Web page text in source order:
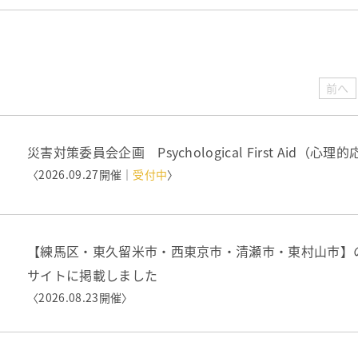
前へ
災害対策委員会企画 Psychological First Aid（心理的
〈2026.09.27開催｜ 受付中〉
【練馬区・東久留米市・西東京市・清瀬市・東村山市
サイトに掲載しました
〈2026.08.23開催〉